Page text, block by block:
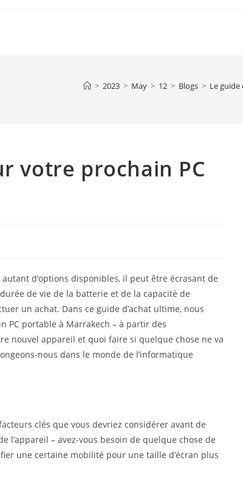
> 2023 > May > 12 > Blogs > Le guide
votre prochain PC
autant d’options disponibles, il peut être écrasant de
de vie de la batterie et de la capacité de
un achat. Dans ce guide d’achat ultime, nous
PC portable à Marrakech – à partir des
nouvel appareil et quoi faire si quelque chose ne va
nous dans le monde de l’informatique
clés que vous devriez considérer avant de
l’appareil – avez-vous besoin de quelque chose de
une certaine mobilité pour une taille d’écran plus